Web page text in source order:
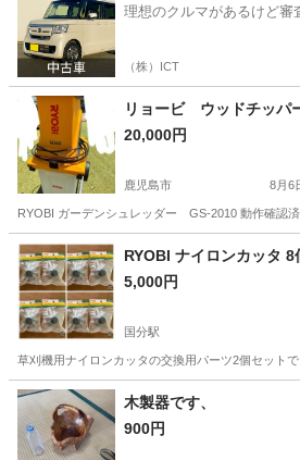
理想のクルマがあるけど審
（株）ICT
リョービ ウッドチッパ
20,000円
鹿児島市 8月6
RYOBI ガーデンシュレッダー GS-2010 動作確認
鹿児島 鹿児島市 その他
RYOBI ナイロンカッタ
5,000円
国分駅
草刈機用ナイロンカッタの交換用パーツ2個セット
鹿児島 霧島市 国分駅
木製器です、
900円